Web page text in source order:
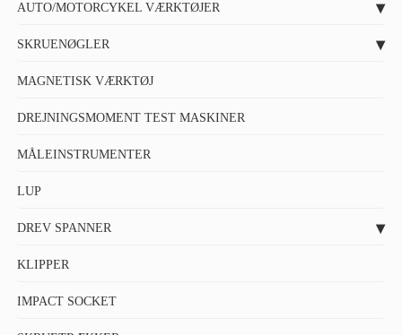
AUTO/MOTORCYKEL VÆRKTØJER
SKRUENØGLER
MAGNETISK VÆRKTØJ
DREJNINGSMOMENT TEST MASKINER
MÅLEINSTRUMENTER
LUP
DREV SPANNER
KLIPPER
IMPACT SOCKET